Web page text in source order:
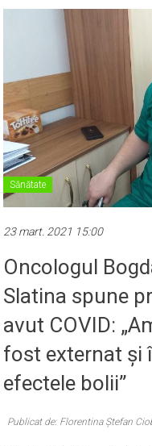
Sănătate
23 mart. 2021 15:00
Oncologul
Slatina spune
avut COVID:
fost externat și
efectele bolii”
Publicat de: Florentina Ștefan